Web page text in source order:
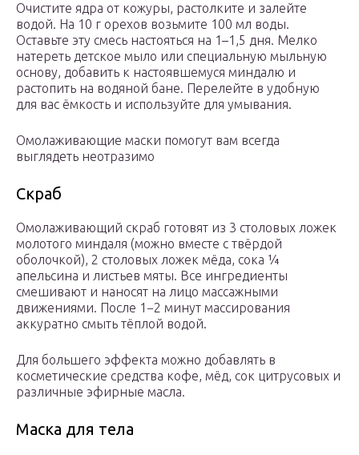
Очистите ядра от кожуры, растолките и залейте
водой. На 10 г орехов возьмите 100 мл воды.
Оставьте эту смесь настояться на 1–1,5 дня. Мелко
натереть детское мыло или специальную мыльную
основу, добавить к настоявшемуся миндалю и
растопить на водяной бане. Перелейте в удобную
для вас ёмкость и используйте для умывания.
Омолаживающие маски помогут вам всегда
выглядеть неотразимо
Скраб
Омолаживающий скраб готовят из 3 столовых ложек
молотого миндаля (можно вместе с твёрдой
оболочкой), 2 столовых ложек мёда, сока ¼
апельсина и листьев мяты. Все ингредиенты
смешивают и наносят на лицо массажными
движениями. После 1−2 минут массирования
аккуратно смыть тёплой водой.
Для большего эффекта можно добавлять в
косметические средства кофе, мёд, сок цитрусовых и
различные эфирные масла.
Маска для тела